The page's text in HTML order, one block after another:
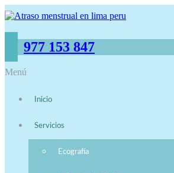
977 153 847
Menú
Inicio
Servicios
Ecografía